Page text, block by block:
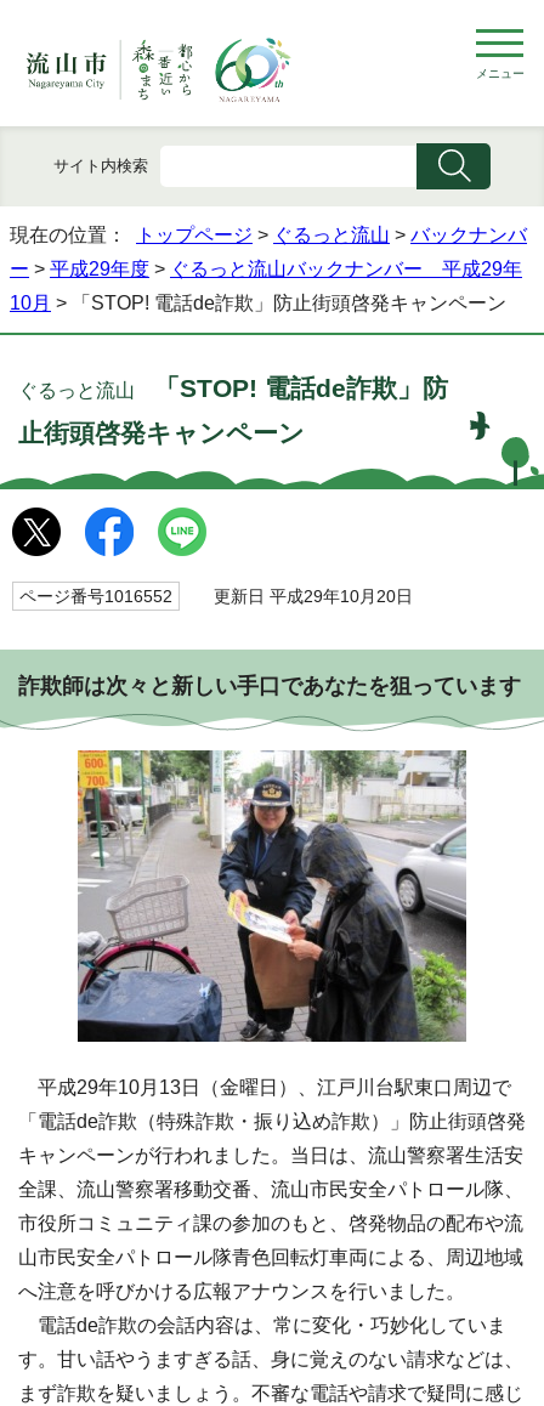
メニュー
サイト内検索
現在の位置： トップページ > ぐるっと流山 > バックナンバ
ー > 平成29年度 > ぐるっと流山バックナンバー 平成29年
10月 > 「STOP! 電話de詐欺」防止街頭啓発キャンペーン
ぐるっと流山
「STOP! 電話de詐欺」防
止街頭啓発キャンペーン
ページ番号1016552 更新日 平成29年10月20日
詐欺師は次々と新しい手口であなたを狙っています
平成29年10月13日（金曜日）、江戸川台駅東口周辺で
「電話de詐欺（特殊詐欺・振り込め詐欺）」防止街頭啓発
キャンペーンが行われました。当日は、流山警察署生活安
全課、流山警察署移動交番、流山市民安全パトロール隊、
市役所コミュニティ課の参加のもと、啓発物品の配布や流
山市民安全パトロール隊青色回転灯車両による、周辺地域
へ注意を呼びかける広報アナウンスを行いました。
電話de詐欺の会話内容は、常に変化・巧妙化していま
す。甘い話やうますぎる話、身に覚えのない請求などは、
まず詐欺を疑いましょう。不審な電話や請求で疑問に感じ